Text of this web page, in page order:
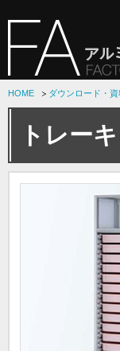
HOME ダウンロード・
トレー